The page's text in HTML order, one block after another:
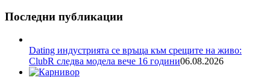
Последни публикации
Dating индустрията се връща към срещите на живо:
ClubR следва модела вече 16 години06.08.2026